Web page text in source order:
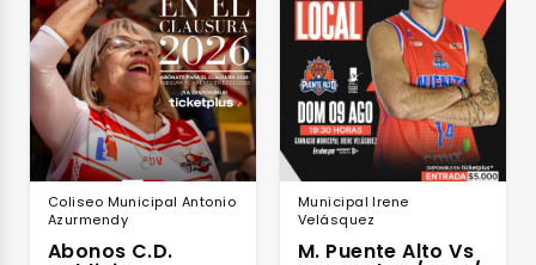
Coliseo Municipal Antonio
Azurmendy
Abonos C.D.
Municipal Irene
Velásquez
M. Puente Alto Vs